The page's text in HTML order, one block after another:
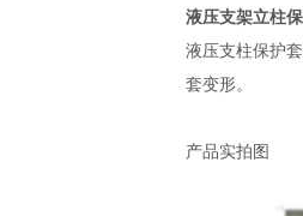
液压支架立柱
液压支柱保护
套变形。
产品实拍图